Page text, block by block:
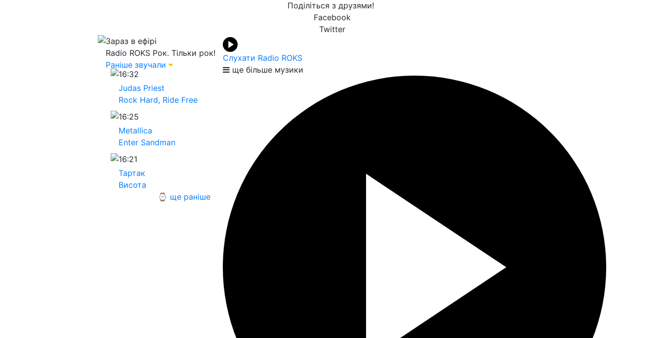
Поділіться з друзями!
Facebook
Twitter
Зараз в ефірі
Radio ROKS Рок. Тільки рок!
Раніше звучали
16:32
Judas Priest
Rock Hard, Ride Free
16:25
Metallica
Enter Sandman
16:21
Тартак
Висота
⌚ ще раніше
Слухати Radio ROKS
ще більше музики